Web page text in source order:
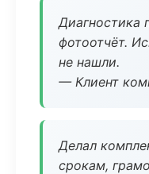
Диагностика
фотоотчёт.
не нашли.
— Клиент
Делал
срокам,